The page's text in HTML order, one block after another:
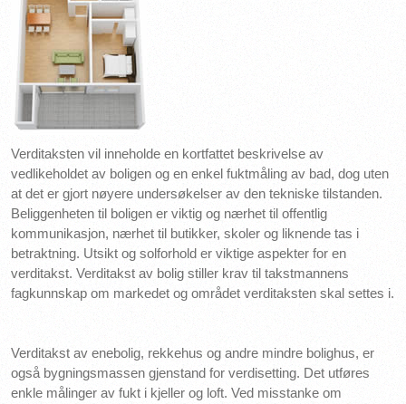
Verditaksten vil inneholde en kortfattet beskrivelse av
vedlikeholdet av boligen og en enkel fuktmåling av bad, dog uten
at det er gjort nøyere undersøkelser av den tekniske tilstanden.
Beliggenheten til boligen er viktig og nærhet til offentlig
kommunikasjon, nærhet til butikker, skoler og liknende tas i
betraktning. Utsikt og solforhold er viktige aspekter for en
verditakst. Verditakst av bolig stiller krav til takstmannens
fagkunnskap om markedet og området verditaksten skal settes i.
Verditakst av enebolig, rekkehus og andre mindre bolighus, er
også bygningsmassen gjenstand for verdisetting. Det utføres
enkle målinger av fukt i kjeller og loft. Ved misstanke om